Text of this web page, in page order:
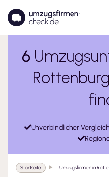
6
Unverbindlicher Vergleich
Startseite Umzugsfirmen in